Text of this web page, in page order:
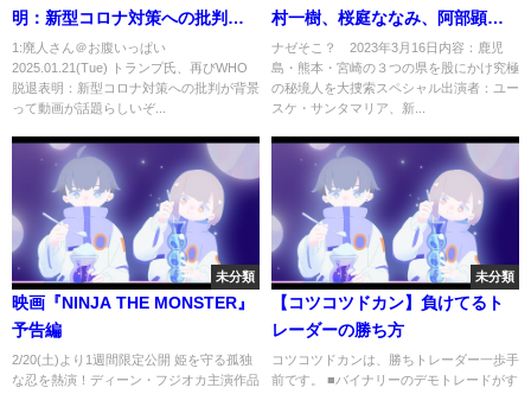
明：新型コロナ対策への批判が
背景
1:廃人さん＠お腹いっぱい
2025.01.21(Tue) トランプ氏、再びWHO
脱退表明：新型コロナ対策への批判が背景
って動画が話題らしいぞ...
村一樹、桜庭ななみ、阿部顕
嵐 2023年3月16日
ナゼそこ？ 2023年3月16日内容：鹿児
島・熊本・宮崎の３つの県を股にかけ究極
の秘境人を大捜索スペシャル出演者：ユー
スケ・サンタマリア、新...
未分類
映画『NINJA THE MONSTER』
予告編
2/20(土)より1週間限定公開 姫を守る孤独
な忍を熱演！ディーン・フジオカ主演作品
未分類
【コツコツドカン】負けてるト
レーダーの勝ち方
コツコツドカンは、勝ちトレーダー一歩手
前です。 ■バイナリーのデモトレードがす